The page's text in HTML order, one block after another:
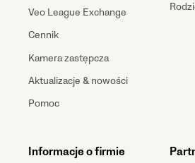
Veo League Exchange
Cennik
Kamera zastępcza
Aktualizacje & nowości
Pomoc
Informacje o firmie